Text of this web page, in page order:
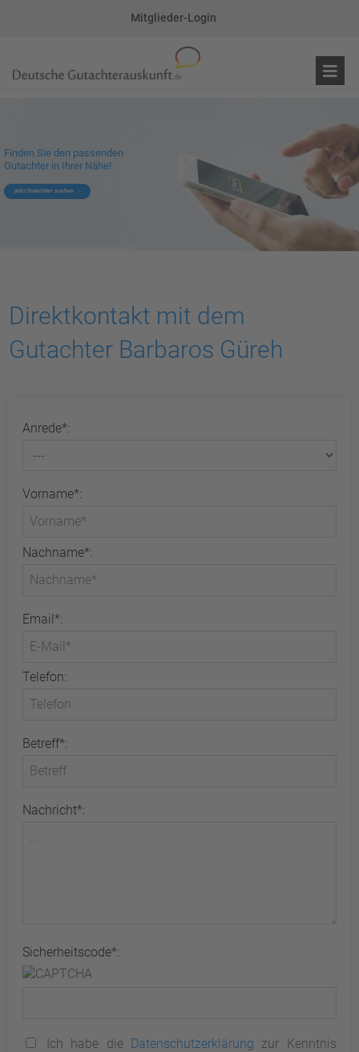
Mitglieder-Login
Finden Sie den passenden
Gutachter in Ihrer Nähe!
jetzt Gutachter suchen
Direktkontakt mit dem
Gutachter Barbaros Güreh
Anrede*:
Vorname*:
Nachname*:
Email*:
Telefon:
Betreff*:
Nachricht*:
Sicherheitscode*:
Ich habe die Datenschutzerklärung zur Kenntnis